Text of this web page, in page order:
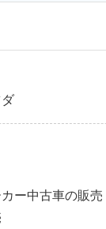
ー中古車の販売